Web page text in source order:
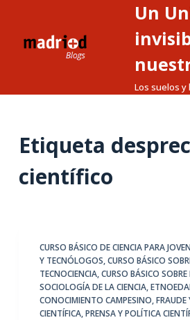
o
Un
Los suelos y
Etiqueta
científico
CURSO BÁSICO DE CIENCIA PARA
Y TECNÓLOGOS,CURSO BÁSICO
TECNOCIENCIA,CURSO BÁSICO
SOCIOLOGÍA DE LA CIENCIA,
CONOCIMIENTO CAMPESINO,FRAUDE
CIENTÍFICA,PRENSA Y POLÍTICA